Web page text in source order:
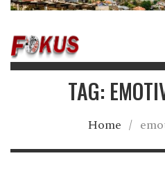
TAG:
Home /